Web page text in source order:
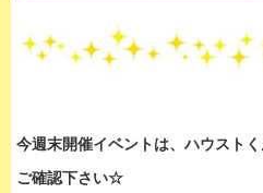
今週末開催イベントは、ハウストく
ご確認下さい☆